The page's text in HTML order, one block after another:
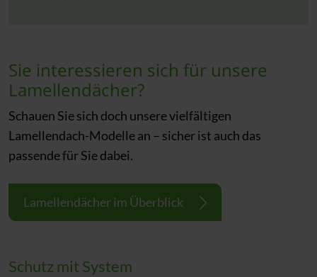
Sie interessieren sich für unsere
Lamellendächer?
Schauen Sie sich doch unsere vielfältigen
Lamellendach-Modelle an – sicher ist auch das
passende für Sie dabei.
Lamellendächer im Überblick
Schutz mit System